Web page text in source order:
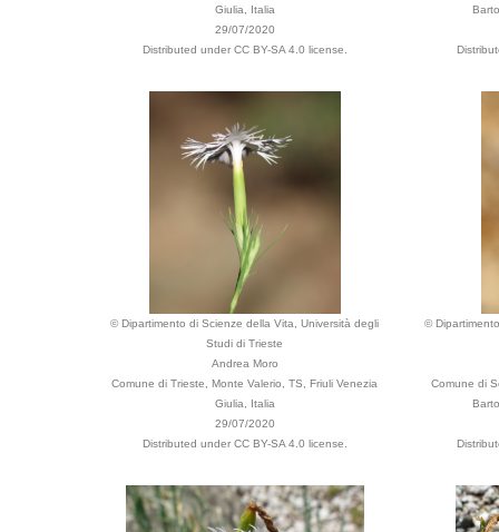
Giulia, Italia
29/07/2020
Distributed under CC BY-SA 4.0 license.
© Dipartimento di Scienze della Vita, Università degli
Studi di Trieste
Andrea Moro
Comune di Trieste, Monte Valerio, TS, Friuli Venezia
Giulia, Italia
29/07/2020
Distributed under CC BY-SA 4.0 license.
©
Comune di